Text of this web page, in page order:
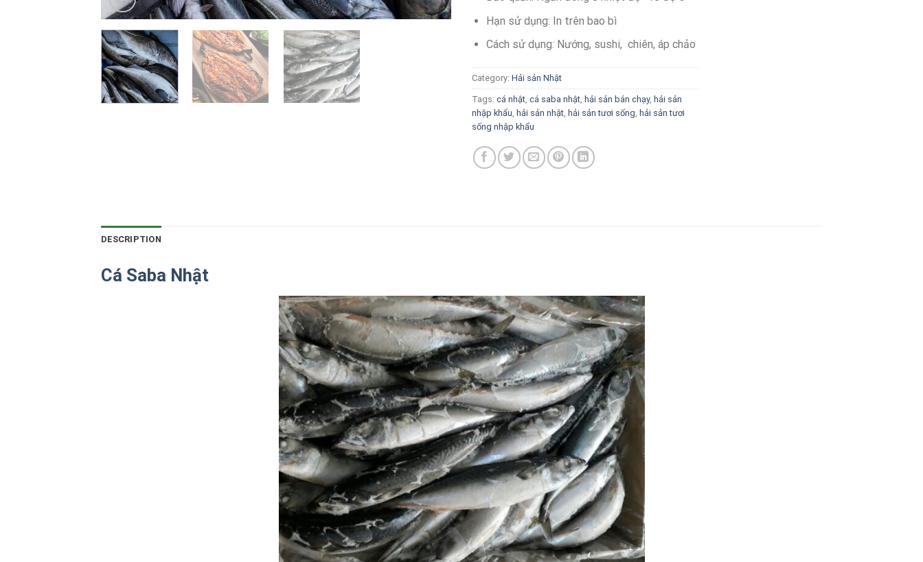
Hạn sử dụng: In trên bao bì
Cách sử dụng: Nướng, sushi, chiên, áp chảo
Category: Hải sản Nhật
Tags: cá nhật, cá saba nhật, hải sản bán chạy, hải sản
nhập khẩu, hải sản nhật, hải sản tươi sống, hải sản tươi
sống nhập khẩu
DESCRIPTION
Cá Saba Nhật